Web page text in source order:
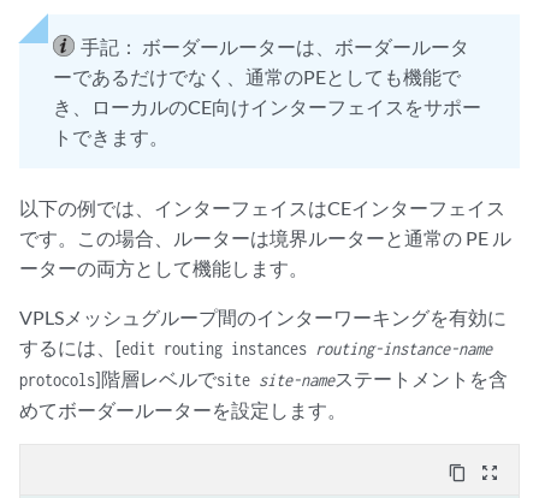
手記： ボーダールーターは、ボーダールータ
ーであるだけでなく、通常のPEとしても機能で
き、ローカルのCE向けインターフェイスをサポー
トできます。
以下の例では、インターフェイスはCEインターフェイス
です。この場合、ルーターは境界ルーターと通常の PE ル
ーターの両方として機能します。
VPLSメッシュグループ間のインターワーキングを有効に
するには、[edit routing instances routing-instance-name
protocols]階層レベルでsite site-nameステートメントを含
めてボーダールーターを設定します。
content_copy zoom_out_map